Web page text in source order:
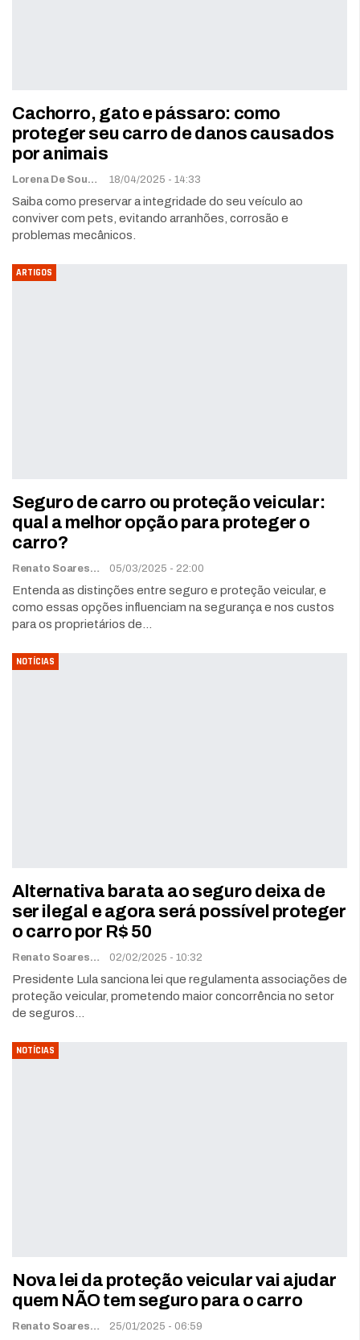
Cachorro, gato e pássaro: como
proteger seu carro de danos causados
por animais
Lorena De Sousa 18/04/2025 - 14:33
Saiba como preservar a integridade do seu veículo ao
conviver com pets, evitando arranhões, corrosão e
problemas mecânicos.
ARTIGOS
Seguro de carro ou proteção veicular:
qual a melhor opção para proteger o
carro?
Renato Soares 05/03/2025 - 22:00
Entenda as distinções entre seguro e proteção veicular, e
como essas opções influenciam na segurança e nos custos
para os proprietários de…
NOTÍCIAS
Alternativa barata ao seguro deixa de
ser ilegal e agora será possível proteger
o carro por R$ 50
Renato Soares 02/02/2025 - 10:32
Presidente Lula sanciona lei que regulamenta associações de
proteção veicular, prometendo maior concorrência no setor
de seguros…
NOTÍCIAS
Nova lei da proteção veicular vai ajudar
quem NÃO tem seguro para o carro
Renato Soares 25/01/2025 - 06:59